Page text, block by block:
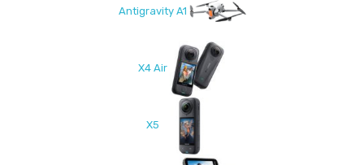
Antigravity A1
X4 Air
X5